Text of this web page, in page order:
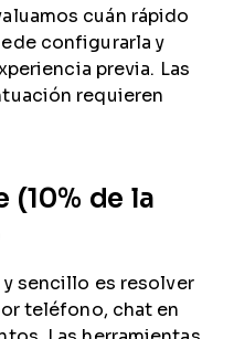
cuán rápido
configurarla y
previa. Las
requieren
(10% de la
y sencillo es resolver
teléfono, chat en